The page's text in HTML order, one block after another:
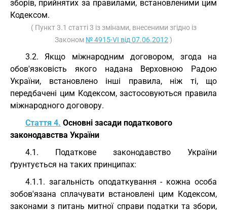
зборів, прийнятих за правилами, встановленими цим
Кодексом.
( Пункт 3.1 статті 3 із змінами, внесеними згідно із
Законом № 4915-VI від 07.06.2012 )
3.2. Якщо міжнародним договором, згода на
обов'язковість якого надана Верховною Радою
України, встановлено інші правила, ніж ті, що
передбачені цим Кодексом, застосовуються правила
міжнародного договору.
Стаття 4. Основні засади податкового
законодавства України
4.1. Податкове законодавство України
ґрунтується на таких принципах:
4.1.1. загальність оподаткування - кожна особа
зобов'язана сплачувати встановлені цим Кодексом,
законами з питань митної справи податки та збори,